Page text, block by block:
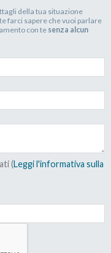
della tua situazione
farci sapere che vuoi parlare
con te senza alcun
(Leggi l'informativa sulla